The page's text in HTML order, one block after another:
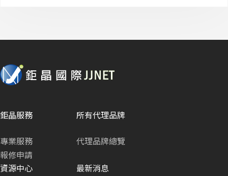
鉅晶服務
專業服務
報修申請
所有代理品牌
代理品牌總覽
資源中心
最新消息